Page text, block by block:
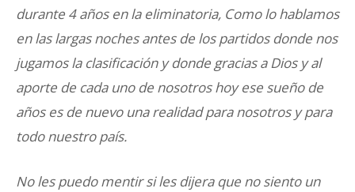
durante 4 años en la eliminatoria, Como lo hablamos
en las largas noches antes de los partidos donde nos
jugamos la clasificación y donde gracias a Dios y al
aporte de cada uno de nosotros hoy ese sueño de
años es de nuevo una realidad para nosotros y para
todo nuestro país.
No les puedo mentir si les dijera que no siento un